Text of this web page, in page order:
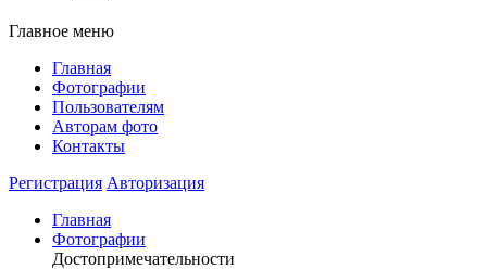
Главное меню
Главная
Фотографии
Пользователям
Авторам фото
Контакты
Регистрация Авторизация
Главная
Фотографии
Достопримечательности